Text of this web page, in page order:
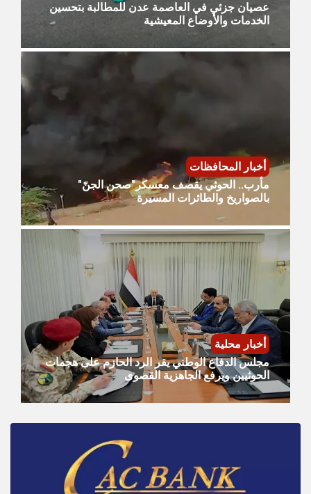
عصيان جزئي في العاصمة عدن للمطالبة بتحسين
الخدمات والأوضاع المعيشية
أخبار المحافظات
مأرب.. الحوثي يقصف معسكر"صحن الجنّ"
بالصواريخ والطائرات المسيرة
أخبار محلية
مجلس الدفاع الوطني يقر الرد الحازم على هجمات
الحوثيين ويرفع الجاهزية القصوى